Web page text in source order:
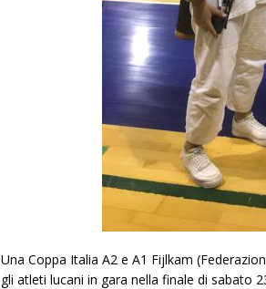
Una Coppa Italia A2 e A1 Fijlkam
gli atleti lucani in gara nella finale di sabato